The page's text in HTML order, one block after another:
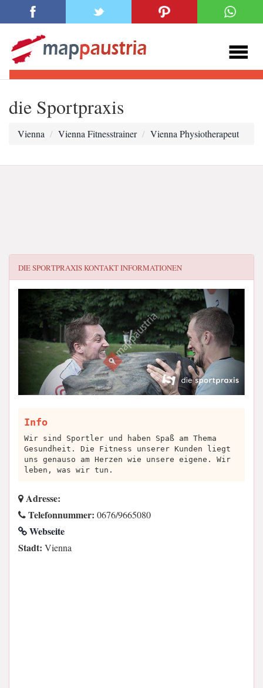
die Sportpraxis
Vienna Vienna Fitnesstrainer Vienna Physiotherapeut
DIE SPORTPRAXISKONTAKT INFORMATIONEN
Info
Wir sind Sportler und haben Spaß am Thema
Gesundheit. Die Fitness unserer Kunden liegt
uns genauso am Herzen wie unsere eigene. Wir
leben, was wir tun.
Adresse:
Telefonnummer: 0676/9665080
Webseite
Stadt: Vienna